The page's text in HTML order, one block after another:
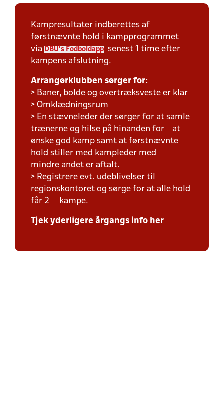
Kampresultater indberettes af
førstnævnte hold i kampprogrammet
via
DBU's Fodboldapp
senest 1 time efter
kampens afslutning.
Arrangørklubben sørger for:
> Baner, bolde og overtræksveste er klar
> Omklædningsrum
> En stævneleder der sørger for at samle
trænerne og hilse på hinanden for at
ønske god kamp samt at førstnævnte
hold stiller med kampleder med
mindre andet er aftalt.
> Registrere evt. udeblivelser til
regionskontoret og sørge for at alle hold
får 2 kampe.
Tjek yderligere årgangs info her